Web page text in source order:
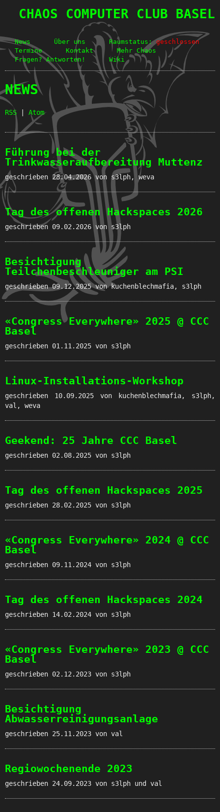
CHAOS COMPUTER CLUB BASEL
News Über uns Raumstatus:geschlossen
Termine
Kontakt
Mehr Chaos
Fragen? Antworten!
Wiki
NEWS
RSS Atom
Führung bei der
Trinkwasseraufbereitung Muttenz
geschrieben 28.04.2026 von s3lph, weva
Tag des offenen Hackspaces 2026
geschrieben 09.02.2026von s3lph
Besichtigung
Teilchenbeschleuniger am PSI
geschrieben09.12.2025von kuchenblechmafia, s3lph
«Congress Everywhere» 2025 @ CCC
Basel
geschrieben 01.11.2025 von s3lph
Linux-Installations-Workshop
geschrieben 10.09.2025 von kuchenblechmafia, s3lph,
val, weva
Geekend: 25 Jahre CCC Basel
geschrieben 02.08.2025 von s3lph
Tag des offenen Hackspaces 2025
geschrieben 28.02.2025 von s3lph
«Congress Everywhere» 2024 @ CCC
Basel
geschrieben 09.11.2024 von s3lph
Tag des offenen Hackspaces 2024
geschrieben 14.02.2024 von s3lph
«Congress Everywhere» 2023 @ CCC
Basel
geschrieben 02.12.2023 von s3lph
Besichtigung
Abwasserreinigungsanlage
geschrieben 25.11.2023 von val
Regiowochenende 2023
geschrieben 24.09.2023 von s3lph und val